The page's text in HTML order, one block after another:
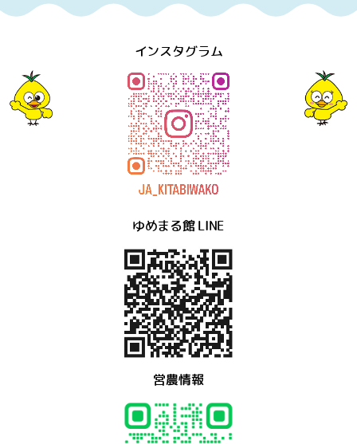
インスタグラム
ゆめまる館 LINE
営農情報